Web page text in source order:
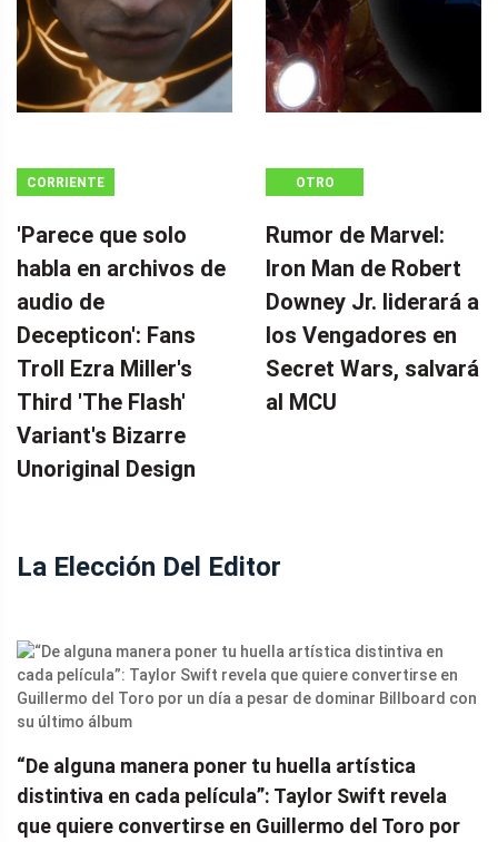
CORRIENTE
'Parece que solo
habla en archivos de
audio de
Decepticon': Fans
Troll Ezra Miller's
Third 'The Flash'
Variant's Bizarre
Unoriginal Design
OTRO
Rumor de Marvel:
Iron Man de Robert
Downey Jr. liderará a
los Vengadores en
Secret Wars, salvará
al MCU
La Elección Del Editor
“De alguna manera poner tu huella artística
distintiva en cada película”: Taylor Swift revela
que quiere convertirse en Guillermo del Toro por